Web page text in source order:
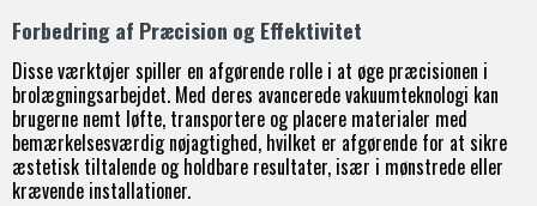
Forbedring af Præcision og Effektivitet
Disse værktøjer spiller en afgørende rolle i at øge præcisionen i
brolægningsarbejdet. Med deres avancerede vakuumteknologi kan
brugerne nemt løfte, transportere og placere materialer med
bemærkelsesværdig nøjagtighed, hvilket er afgørende for at sikre
æstetisk tiltalende og holdbare resultater, især i mønstrede eller
krævende installationer.